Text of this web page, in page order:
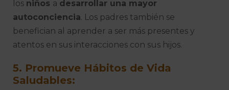
los niños a desarrollar una mayor
autoconciencia. Los padres también se
benefician al aprender a ser más presentes y
atentos en sus interacciones con sus hijos.
5. Promueve Hábitos de Vida
Saludables: